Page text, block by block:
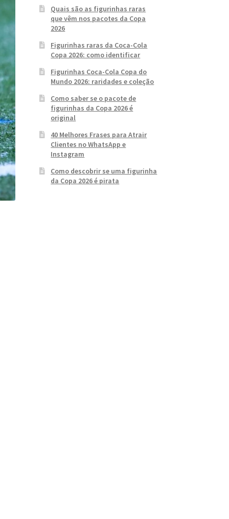
Quais são as figurinhas raras
que vêm nos pacotes da Copa
2026
Figurinhas raras da Coca-Cola
Copa 2026: como identificar
Figurinhas Coca-Cola Copa do
Mundo 2026: raridades e coleção
Como saber se o pacote de
figurinhas da Copa 2026 é
original
40 Melhores Frases para Atrair
Clientes no WhatsApp e
Instagram
Como descobrir se uma figurinha
da Copa 2026 é pirata